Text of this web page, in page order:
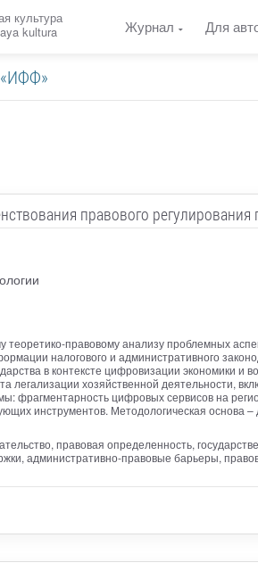
культура
kultura
Журнал Для
правового
правовому анализу проблемных
налогового и административного
в контексте цифровизации экономики
легализации хозяйственной деятельности,
цифровых сервисов на
инструментов. Методологическая
правовая определенность,
административно-правовые барьеры,